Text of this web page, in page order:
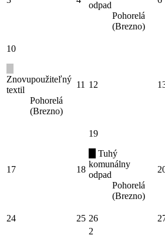
odpad
Pohorelá
(Brezno)
10
Znovupoužiteľný
textil
Pohorelá
(Brezno)
11 12
17 18
19
Tuhý
komunálny
odpad
Pohorelá
(Brezno)
24 25 26
2